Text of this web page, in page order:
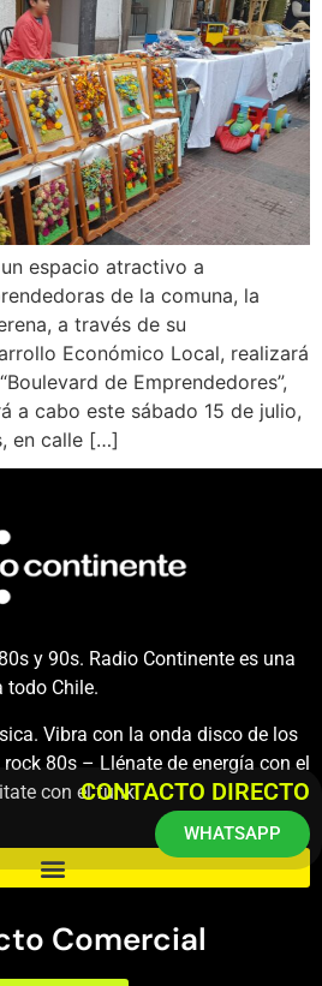
espacio atractivo a
de la comuna, la
a través de su
Económico Local, realizará
de Emprendedores”,
a cabo este sábado 15 de julio,
en calle […]
y 90s. Radio Continente es una
todo Chile.
Vibra con la onda disco de los
80s – Llénate de energía con el
con el funk.
Comercial
CONTACTO DIRECTO
WHATSAPP